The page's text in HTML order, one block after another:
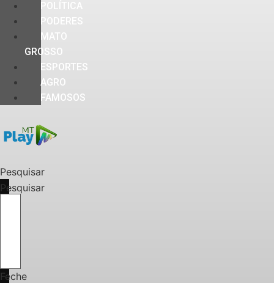
PODERES
MATO
GROSSO
ESPORTES
AGRO
FAMOSOS
Pesquisar
Pesquisar
Feche